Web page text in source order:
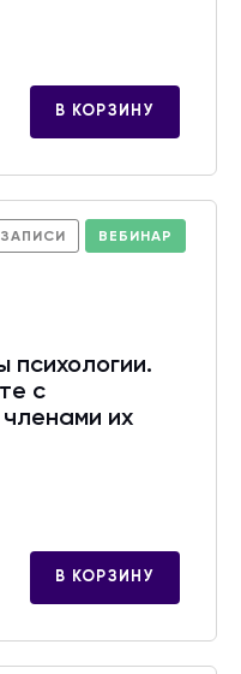
В КОРЗИНУ
ЗАПИСИ ВЕБИНАР
психологии.
с
их
В КОРЗИНУ